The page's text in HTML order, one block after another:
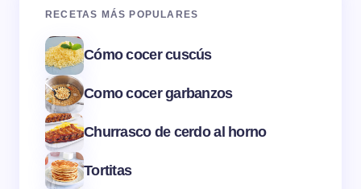
RECETAS MÁS POPULARES
Cómo cocer cuscús
Como cocer garbanzos
Churrasco de cerdo al horno
Tortitas